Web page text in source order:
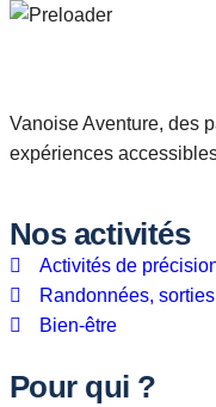
Vanoise Aventure, des
expériences
Nos activités
Activités de
Randonnées,
Bien-être
Pour qui ?